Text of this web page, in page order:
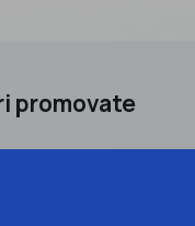
promovate